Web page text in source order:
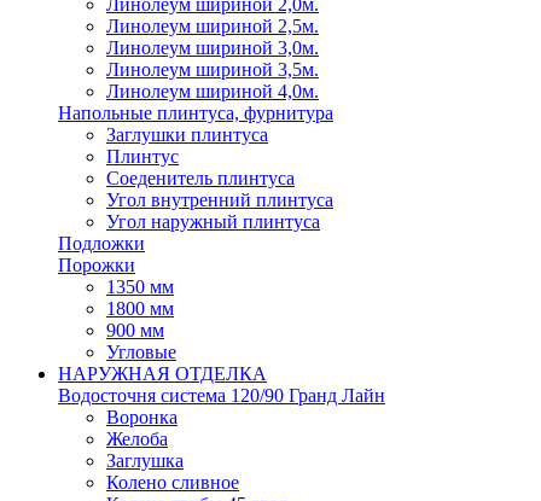
Линолеум шириной 2,0м.
Линолеум шириной 2,5м.
Линолеум шириной 3,0м.
Линолеум шириной 3,5м.
Линолеум шириной 4,0м.
Напольные плинтуса, фурнитура
Заглушки плинтуса
Плинтус
Соеденитель плинтуса
Угол внутренний плинтуса
Угол наружный плинтуса
Подложки
Порожки
1350 мм
1800 мм
900 мм
Угловые
НАРУЖНАЯ ОТДЕЛКА
Водосточня система 120/90 Гранд Лайн
Воронка
Желоба
Заглушка
Колено сливное